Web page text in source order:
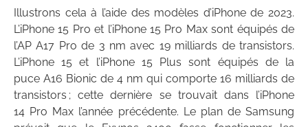
Illustrons cela à l’aide des modèles d’iPhone de 2023.
L’iPhone 15 Pro et l’iPhone 15 Pro Max sont équipés de
l’AP A17 Pro de 3 nm avec 19 milliards de transistors.
L’iPhone 15 et l’iPhone 15 Plus sont équipés de la
puce A16 Bionic de 4 nm qui comporte 16 milliards de
transistors ; cette dernière se trouvait dans l’iPhone
14 Pro Max l’année précédente. Le plan de Samsung